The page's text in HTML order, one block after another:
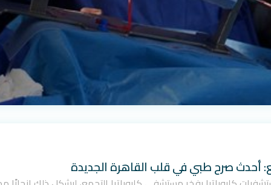
أحدث صرح طبي في قلب القاهرة الجديدة